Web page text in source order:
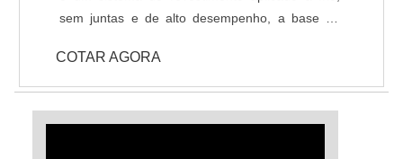
sem juntas e de alto desempenho, a base de
ambientes que necessitem de elevada
resistência química, térmica e mecânica, com
temperatura de operações entre -30ºC e +95ºC.
COTAR AGORA